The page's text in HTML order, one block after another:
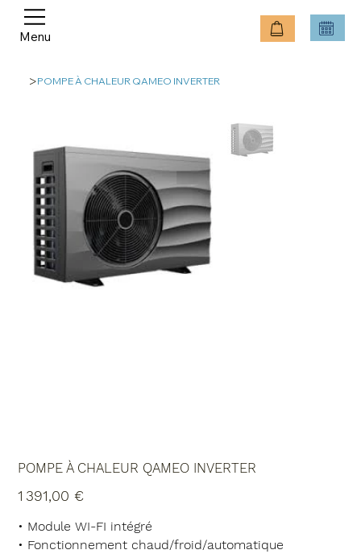
Menu
>POMPE À CHALEUR QAMEO INVERTER
POMPE À CHALEUR QAMEO INVERTER
1 391,00 €
• Module WI-FI intégré
• Fonctionnement chaud/froid/automatique